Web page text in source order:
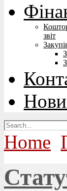
звіт
Home